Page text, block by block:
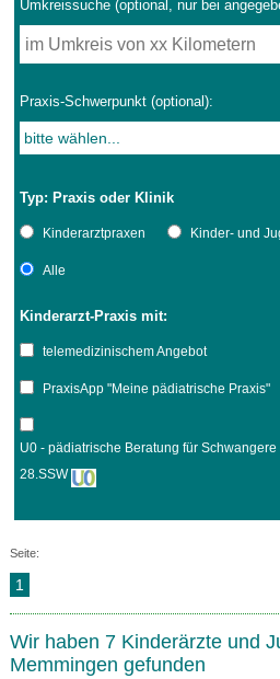
Umkreissuche (optional, nur bei
Praxis-Schwerpunkt (optional):
Typ: Praxis oder Klinik
Kinderarztpraxen Kinder- und
Alle
Kinderarzt-Praxis mit:
telemedizinischem Angebot
PraxisApp "Meine pädiatrische Praxis"
U0 - pädiatrische Beratung für
28.SSW
Seite:
1
Wir haben 7 Kinderärzte und
Memmingen gefunden